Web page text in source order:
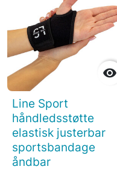

Line Sport
håndledsstøtte
elastisk justerbar
sportsbandage
åndbar